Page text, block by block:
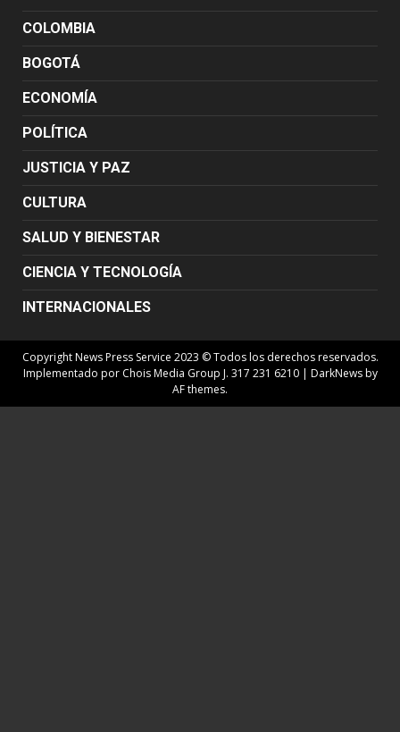
COLOMBIA
BOGOTÁ
ECONOMÍA
POLÍTICA
JUSTICIA Y PAZ
CULTURA
SALUD Y BIENESTAR
CIENCIA Y TECNOLOGÍA
INTERNACIONALES
Copyright News Press Service 2023 © Todos los derechos reservados.
Implementado por Chois Media Group J. 317 231 6210 | DarkNewsby
AF themes.